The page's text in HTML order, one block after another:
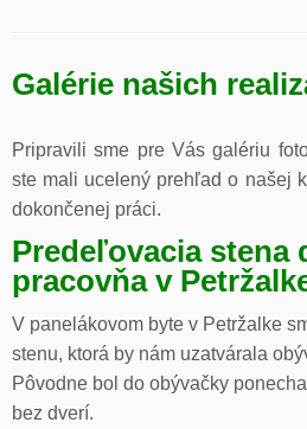
Galérie našich
Pripravili sme pre Vás galériu
ste mali ucelený prehľad o našej
dokončenej práci.
Predeľovacia stena
pracovňa v
V panelákovom byte v Petržalke
stenu, ktorá by nám uzatvárala
Pôvodne bol do obývačky
bez dverí.